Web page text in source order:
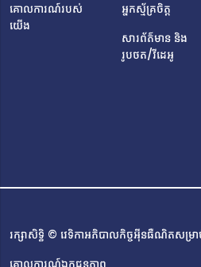
រូបនេះបានសម្រេចចិត្តដាក់ពាក្យធ្វើជា
អភិវឌ្ឍន៍គេហទំព័រសម្រាប់វេទិកា
របស់លោកគឺបង្កើតបរិយាកាសមួយដែល
ធ្វើឱ្យវាក្លាយជាវេទិកាដ៏ជោគជ័យមួ
គេហទំព័រថ្មីនេះគឺ៖ «អ៊ីនធឺណិតគឺជាកន្ល
តភ្ជាប់ និងការច្នៃប្រឌិត ប៉ុន្តែវាទាមទ
ទទួលខុសត្រូវ និងការចូលរួមយ៉ាងសកម្ម។
គោលការណ៍របស់
យើង
អ្នកស្ម័គ្រចិត្ត
សារព័ត៌មាន និង
រូបថត/វីដេអូ
រក្សាសិទ្ធិ © វេទិកាអភិបាលកិច្ចអ៊ីនធឺណិតស
គោលការណ៍ឯកជនភាព